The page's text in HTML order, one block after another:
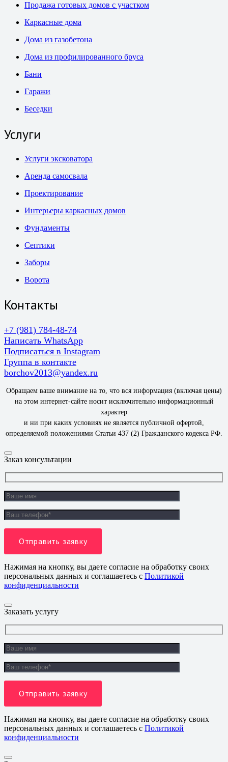
Продажа готовых домов с участком
Каркасные дома
Дома из газобетона
Дома из профилированного бруса
Бани
Гаражи
Беседки
Услуги
Услуги эксковатора
Аренда самосвала
Проектирование
Интерьеры каркасных домов
Фундаменты
Септики
Заборы
Ворота
Контакты
+7 (981) 784-48-74
Написать WhatsApp
Подписаться в Instagram
Группа в контакте
borchov2013@yandex.ru
Обращаем ваше внимание на то, что вся информация (включая цены)
на этом интернет-сайте носит исключительно информационный
характер
и ни при каких условиях не является публичной офертой,
определяемой положениями Статьи 437 (2) Гражданского кодекса РФ.
Заказ консультации
Нажимая на кнопку, вы даете согласие на обработку своих
персональных данных и соглашаетесь с Политикой
конфиденциальности
Заказать услугу
Нажимая на кнопку, вы даете согласие на обработку своих
персональных данных и соглашаетесь с Политикой
конфиденциальности